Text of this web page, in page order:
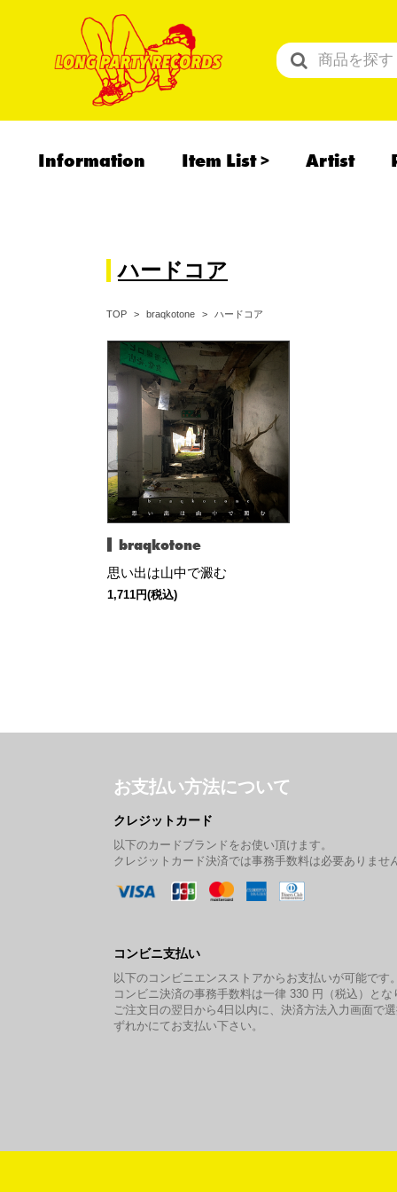
Information Item List Artist
ハードコア
TOP braqkotone ハードコア
braqkotone
思い出は山中で澱む
1,711円(税込)
お支払い方法について
クレジットカード
以下のカードブランドをお使い頂けます。
クレジットカード決済では事務手数料は必要ありませ
コンビニ支払い
以下のコンビニエンスストアからお支払いが可能です。
コンビニ決済の事務手数料は一律 330 円（税込）とな
ご注文日の翌日から4日以内に、決済方法入力画面で
ずれかにてお支払い下さい。